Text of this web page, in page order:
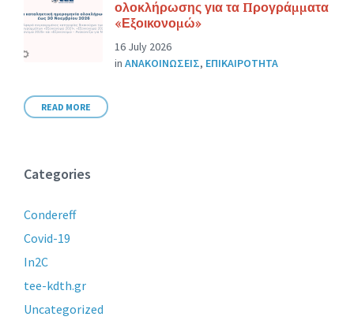
ολοκλήρωσης για τα Προγράμματα
«Εξοικονομώ»
16 July 2026
in ΑΝΑΚΟΙΝΩΣΕΙΣ, ΕΠΙΚΑΙΡΟΤΗΤΑ
READ MORE
Categories
Condereff
Covid-19
In2C
tee-kdth.gr
Uncategorized